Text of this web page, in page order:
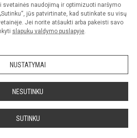
svetainės naudojimą ir optimizuoti naršymo
jūs patvirtinate, kad sutinkate su visų
Jei norite atšaukti arba pakeisti savo
slapukų valdymo puslapyje.
NUSTATYMAI
NESUTINKU
SUTINKU
gimnazija. Visos teisės saugomos.
gimnazijos sutikimo griežtai draudžiama.
paraiška Slapukų valdymas